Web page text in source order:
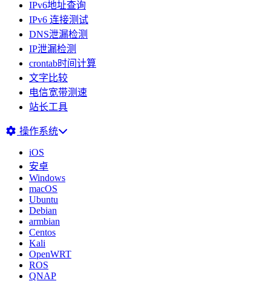
IPv6地址查询
IPv6 连接测试
DNS泄漏检测
IP泄漏检测
crontab时间计算
文字比较
电信宽带测速
站长工具
操作系统
iOS
安卓
Windows
macOS
Ubuntu
Debian
armbian
Centos
Kali
OpenWRT
ROS
QNAP